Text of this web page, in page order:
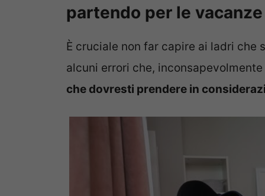
partendo per le vacanze
È cruciale non far capire ai ladri che
alcuni errori che,
che dovresti prendere in